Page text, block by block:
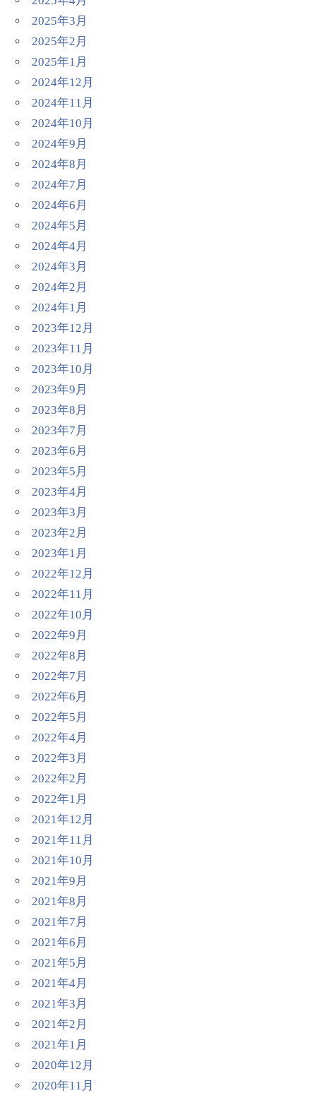
2025年3月
2025年2月
2025年1月
2024年12月
2024年11月
2024年10月
2024年9月
2024年8月
2024年7月
2024年6月
2024年5月
2024年4月
2024年3月
2024年2月
2024年1月
2023年12月
2023年11月
2023年10月
2023年9月
2023年8月
2023年7月
2023年6月
2023年5月
2023年4月
2023年3月
2023年2月
2023年1月
2022年12月
2022年11月
2022年10月
2022年9月
2022年8月
2022年7月
2022年6月
2022年5月
2022年4月
2022年3月
2022年2月
2022年1月
2021年12月
2021年11月
2021年10月
2021年9月
2021年8月
2021年7月
2021年6月
2021年5月
2021年4月
2021年3月
2021年2月
2021年1月
2020年12月
2020年11月